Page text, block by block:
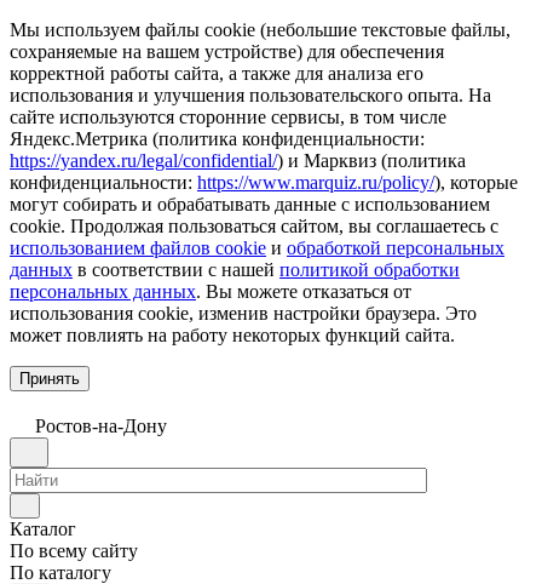
Мы используем файлы cookie (небольшие текстовые файлы,
сохраняемые на вашем устройстве) для обеспечения
корректной работы сайта, а также для анализа его
использования и улучшения пользовательского опыта. На
сайте используются сторонние сервисы, в том числе
Яндекс.Метрика (политика конфиденциальности:
https://yandex.ru/legal/confidential/) и Марквиз (политика
конфиденциальности: https://www.marquiz.ru/policy/), которые
могут собирать и обрабатывать данные с использованием
cookie. Продолжая пользоваться сайтом, вы соглашаетесь с
использованием файлов cookie и обработкой персональных
данных в соответствии с нашей политикой обработки
персональных данных. Вы можете отказаться от
использования cookie, изменив настройки браузера. Это
может повлиять на работу некоторых функций сайта.
Принять
Ростов-на-Дону
Каталог
По всему сайту
По каталогу